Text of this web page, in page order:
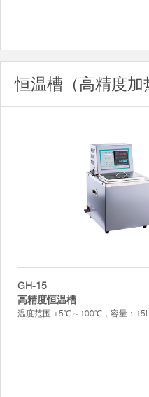
恒温槽（高精度加
GH-15
高精度恒温槽
温度范围 +5℃～100℃，容量：